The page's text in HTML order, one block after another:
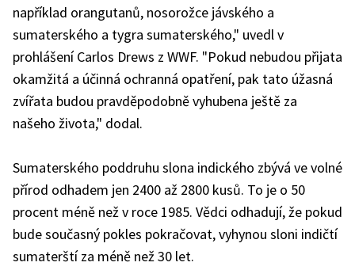
například orangutanů, nosorožce jávského a
sumaterského a tygra sumaterského," uvedl v
prohlášení Carlos Drews z WWF. "Pokud nebudou přijata
okamžitá a účinná ochranná opatření, pak tato úžasná
zvířata budou pravděpodobně vyhubena ještě za
našeho života," dodal.
Sumaterského poddruhu slona indického zbývá ve volné
přírod odhadem jen 2400 až 2800 kusů. To je o 50
procent méně než v roce 1985. Vědci odhadují, že pokud
bude současný pokles pokračovat, vyhynou sloni indičtí
sumaterští za méně než 30 let.